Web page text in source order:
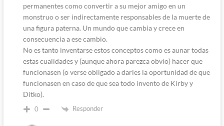
permanentes como convertir a su mejor amigo en un
monstruo o ser indirectamente responsables de la muerte de
una figura paterna. Un mundo que cambia y crece en
consecuencia a ese cambio.
No es tanto inventarse estos conceptos como es aunar todas
estas cualidades y (aunque ahora parezca obvio) hacer que
funcionasen (o verse obligado a darles la oportunidad de que
funcionasen en caso de que sea todo invento de Kirby y
Ditko).
0 Responder